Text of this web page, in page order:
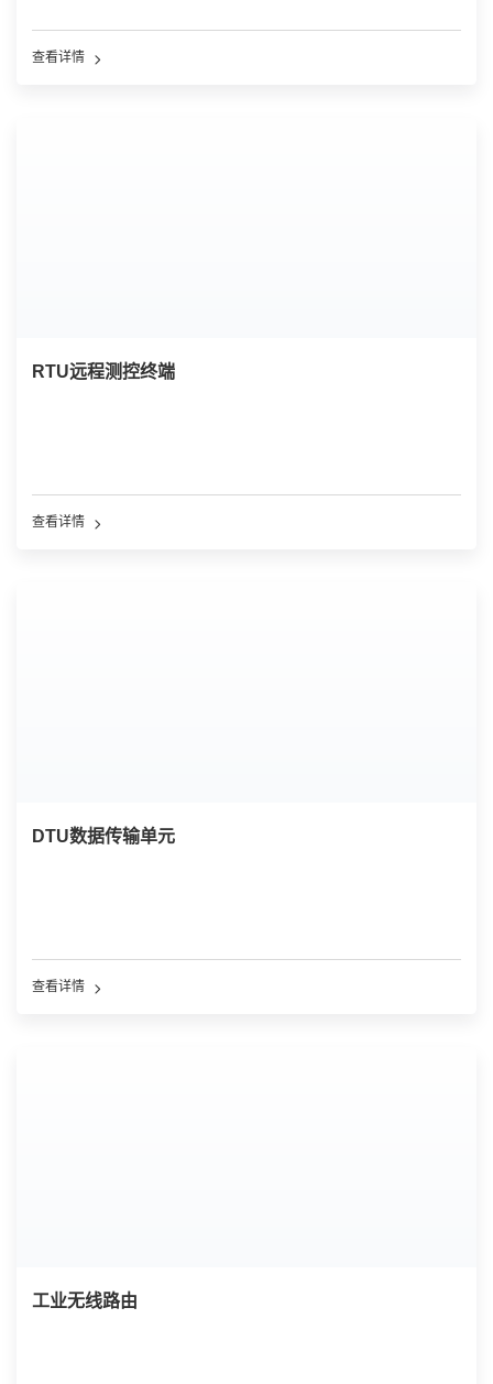
查看详情
RTU远程测控终端
查看详情
DTU数据传输单元
查看详情
工业无线路由